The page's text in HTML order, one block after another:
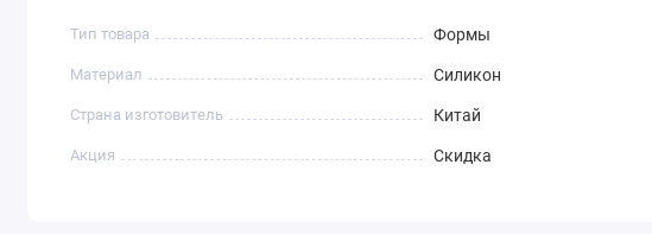
Тип товара Формы
Материал Силикон
Страна изготовитель Китай
Акция Скидка